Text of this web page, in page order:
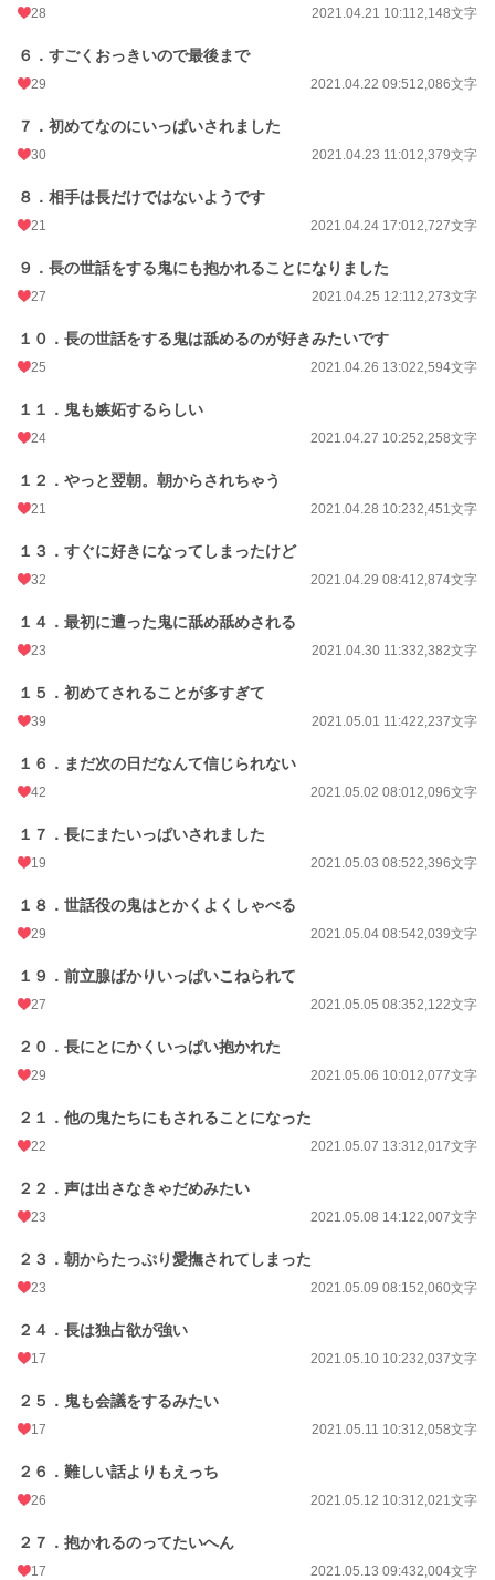
8/21 19:46 最終話にオマケを追加しました！
9/28 長視点の番外編を上げました！ fujossyにも投稿しましたー
小説
BL 2,227 位 / 31,393 件
お気に入り
24h.ポイント 106 pt
文字数
更新日時 2021.09.30 13:26
週間ポイント 629 pt (12,491 位)
年間ポイント
28 2021.04.21 10:112,148文字
６．すごくおっきいので最後まで
29 2021.04.22 09:512,086文字
７．初めてなのにいっぱいされました
30 2021.04.23 11:012,379文字
８．相手は長だけではないようです
21 2021.04.24 17:012,727文字
９．長の世話をする鬼にも抱かれることになりました
27 2021.04.25 12:112,273文字
１０．長の世話をする鬼は舐めるのが好きみたいです
25 2021.04.26 13:022,594文字
１１．鬼も嫉妬するらしい
24 2021.04.27 10:252,258文字
１２．やっと翌朝。朝からされちゃう
21 2021.04.28 10:232,451文字
１３．すぐに好きになってしまったけど
32 2021.04.29 08:412,874文字
１４．最初に遭った鬼に舐め舐めされる
23 2021.04.30 11:332,382文字
１５．初めてされることが多すぎて
39 2021.05.01 11:422,237文字
１６．まだ次の日だなんて信じられない
42 2021.05.02 08:012,096文字
１７．長にまたいっぱいされました
19 2021.05.03 08:522,396文字
１８．世話役の鬼はとかくよくしゃべる
29 2021.05.04 08:542,039文字
１９．前立腺ばかりいっぱいこねられて
27 2021.05.05 08:352,122文字
２０．長にとにかくいっぱい抱かれた
29 2021.05.06 10:012,077文字
２１．他の鬼たちにもされることになった
22 2021.05.07 13:312,017文字
２２．声は出さなきゃだめみたい
23 2021.05.08 14:122,007文字
２３．朝からたっぷり愛撫されてしまった
23 2021.05.09 08:152,060文字
２４．長は独占欲が強い
17 2021.05.10 10:232,037文字
２５．鬼も会議をするみたい
17 2021.05.11 10:312,058文字
２６．難しい話よりもえっち
26 2021.05.12 10:312,021文字
２７．抱かれるのってたいへん
17 2021.05.13 09:432,004文字